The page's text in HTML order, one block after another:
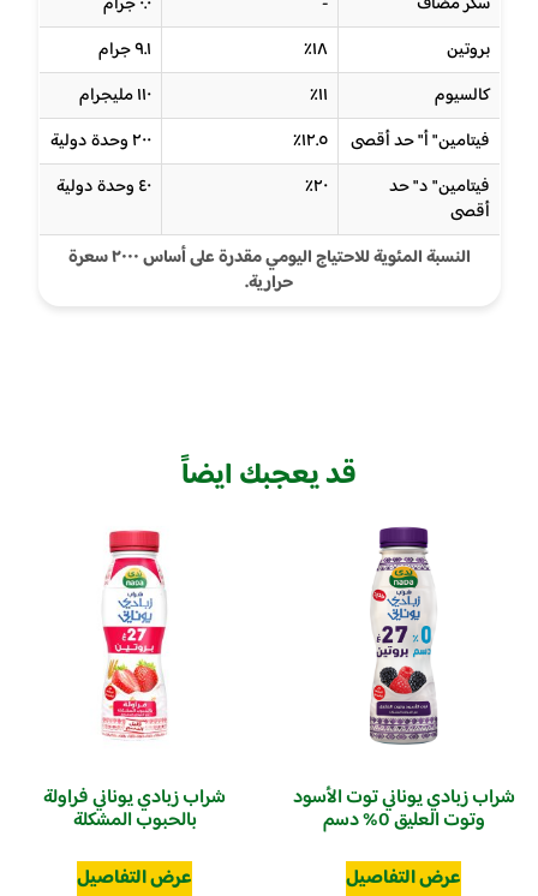
بروتين
١٨٪
٩.١ جرام
كالسيوم
١١٪
١١٠ مليجرام
فيتامين " أ " حد أقصى
١٢.٥٪
٢٠٠ وحدة دولية
فيتامين " د " حد
أقصى
٢٠٪ ٤٠ وحدة دولية
النسبة المئوية للاحتياج اليومي مقدرة على أساس ٢٠٠٠ سعرة
حرارية.
قد يعجبك ايضاً
شراب زبادي يوناني توت الأسود
وتوت العليق 0% دسم
عرض التفاصيل
شراب زبادي يوناني فراولة
بالحبوب المشكلة
عرض التفاصيل